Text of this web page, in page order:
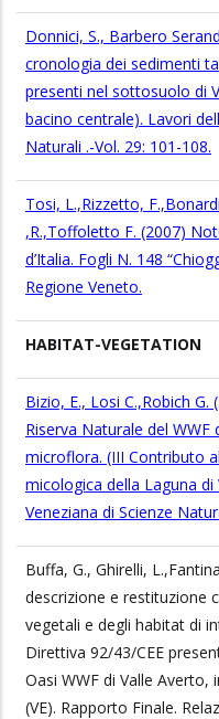
Donnici, S., Barbero
cronologia dei sedimenti
presenti nel sottosuolo di
bacino centrale). Lavori
Naturali .-Vol. 29: 101-108.
Tosi, L.,Rizzetto,
,R.,Toffoletto F. (2007)
d’Italia. Fogli N. 148
Regione Veneto.
HABITAT-VEGETATION
Bizio, E., Losi C.,Robich
Riserva Naturale del WWF
microflora. (III Contributo
micologica della Laguna di
Veneziana di Scienze
Buffa, G., Ghirelli,
descrizione e restituzione
vegetali e degli habitat di
Direttiva 92/43/CEE
Oasi WWF di Valle
(VE). Rapporto Finale.